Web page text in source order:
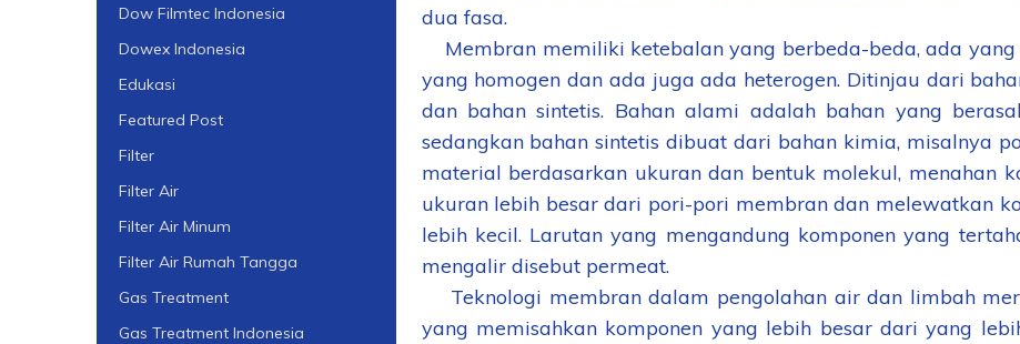
dua fasa.
Membran memiliki ketebalan yang berbeda-beda, ada
yang homogen dan ada juga ada heterogen. Ditinjau dari
dan bahan sintetis. Bahan alami adalah bahan yang
sedangkan bahan sintetis dibuat dari bahan kimia, misalnya
material berdasarkan ukuran dan bentuk molekul, menahan
ukuran lebih besar dari pori-pori membran dan melewatkan
lebih kecil. Larutan yang mengandung komponen yang
mengalir disebut permeat.
Teknologi membran dalam pengolahan air dan limbah
yang memisahkan komponen yang lebih besar dari yang
Dow Filmtec Indonesia
Dowex Indonesia
Edukasi
Featured Post
Filter
Filter Air
Filter Air Minum
Filter Air Rumah Tangga
Gas Treatment
Gas Treatment Indonesia